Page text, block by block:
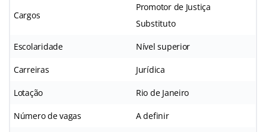
Cargos
Promotor de Justiça
Substituto
Escolaridade Nível superior
Carreiras Jurídica
Lotação Rio de Janeiro
Número de vagas A definir